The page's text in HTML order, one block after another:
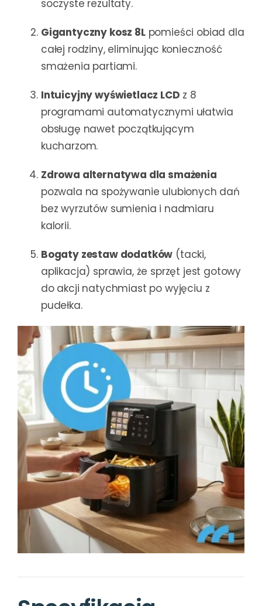
soczyste rezultaty.
Gigantyczny kosz 8Lpomieści obiad dla
całej rodziny, eliminując konieczność
smażenia partiami.
Intuicyjny wyświetlacz LCD z 8
programami automatycznymi ułatwia
obsługę nawet początkującym
kucharzom.
Zdrowa alternatywa dla smażenia
pozwala na spożywanie ulubionych dań
bez wyrzutów sumienia i nadmiaru
kalorii.
Bogaty zestaw dodatków (tacki,
aplikacja) sprawia, że sprzęt jest gotowy
do akcji natychmiast po wyjęciu z
pudełka.